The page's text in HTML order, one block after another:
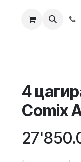
Хямдрал ♻️ Эко
4
Comix